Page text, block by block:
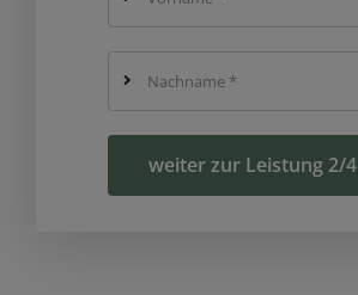
weiter zur Leistung 2/4